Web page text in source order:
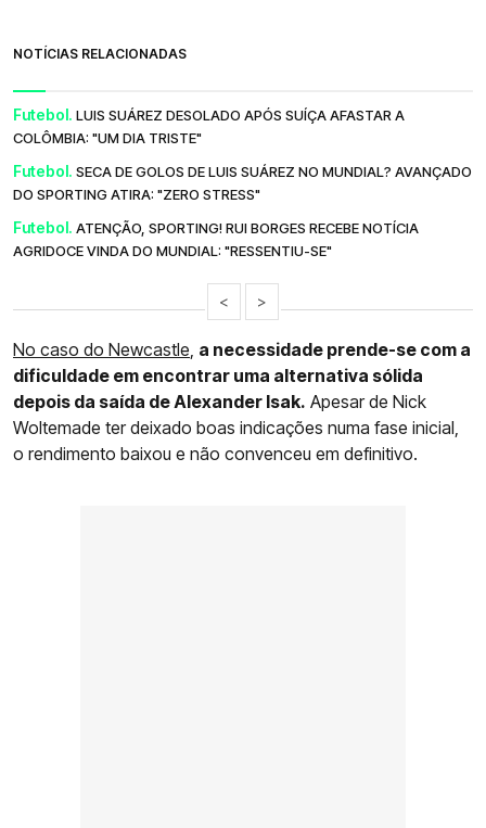
NOTÍCIAS RELACIONADAS
Futebol. LUIS SUÁREZ DESOLADO APÓS SUÍÇA AFASTAR A
COLÔMBIA: "UM DIA TRISTE"
Futebol. SECA DE GOLOS DE LUIS SUÁREZ NO MUNDIAL? AVANÇADO
DO SPORTING ATIRA: "ZERO STRESS"
Futebol. ATENÇÃO, SPORTING! RUI BORGES RECEBE NOTÍCIA
AGRIDOCE VINDA DO MUNDIAL: "RESSENTIU-SE"
< >
No caso do Newcastle, a necessidade prende-se com a
dificuldade em encontrar uma alternativa sólida
depois da saída de Alexander Isak. Apesar de Nick
Woltemade ter deixado boas indicações numa fase inicial,
o rendimento baixou e não convenceu em definitivo.